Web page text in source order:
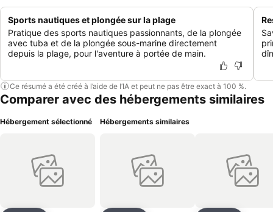
Sports nautiques et plongée sur la plage
Pratique des sports nautiques passionnants, de la plongée
avec tuba et de la plongée sous-marine directement
depuis la plage, pour l'aventure à portée de main.
Ce résumé a été créé à l’aide de l’IA et peut ne pas être exact à 100 %.
Comparer avec des hébergements similaires
Hébergement sélectionné Hébergements similaires